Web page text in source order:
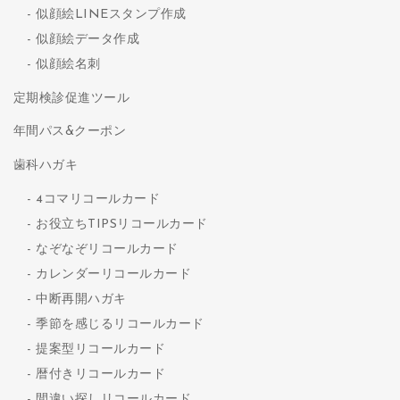
似顔絵LINEスタンプ作成
似顔絵データ作成
似顔絵名刺
定期検診促進ツール
年間パス&クーポン
歯科ハガキ
4コマリコールカード
お役立ちTIPSリコールカード
なぞなぞリコールカード
カレンダーリコールカード
中断再開ハガキ
季節を感じるリコールカード
提案型リコールカード
暦付きリコールカード